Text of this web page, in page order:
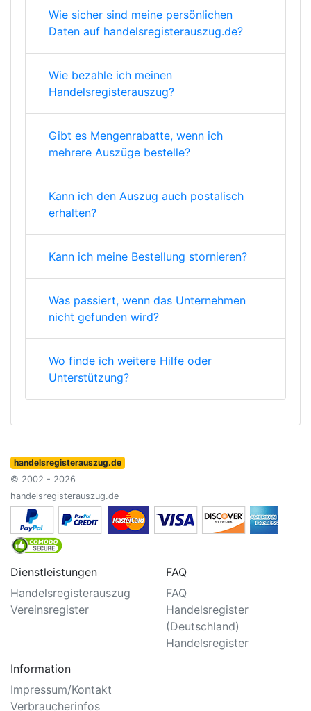
Wie sicher sind meine persönlichen
Daten auf handelsregisterauszug.de?
Wie bezahle ich meinen
Handelsregisterauszug?
Gibt es Mengenrabatte, wenn ich
mehrere Auszüge bestelle?
Kann ich den Auszug auch postalisch
erhalten?
Kann ich meine Bestellung stornieren?
Was passiert, wenn das Unternehmen
nicht gefunden wird?
Wo finde ich weitere Hilfe oder
Unterstützung?
handelsregisterauszug.de
© 2002 - 2026
handelsregisterauszug.de
Dienstleistungen
Handelsregisterauszug
Vereinsregister
FAQ
FAQ
Handelsregister
(Deutschland)
Handelsregister
Information
Impressum/Kontakt
Verbraucherinfos